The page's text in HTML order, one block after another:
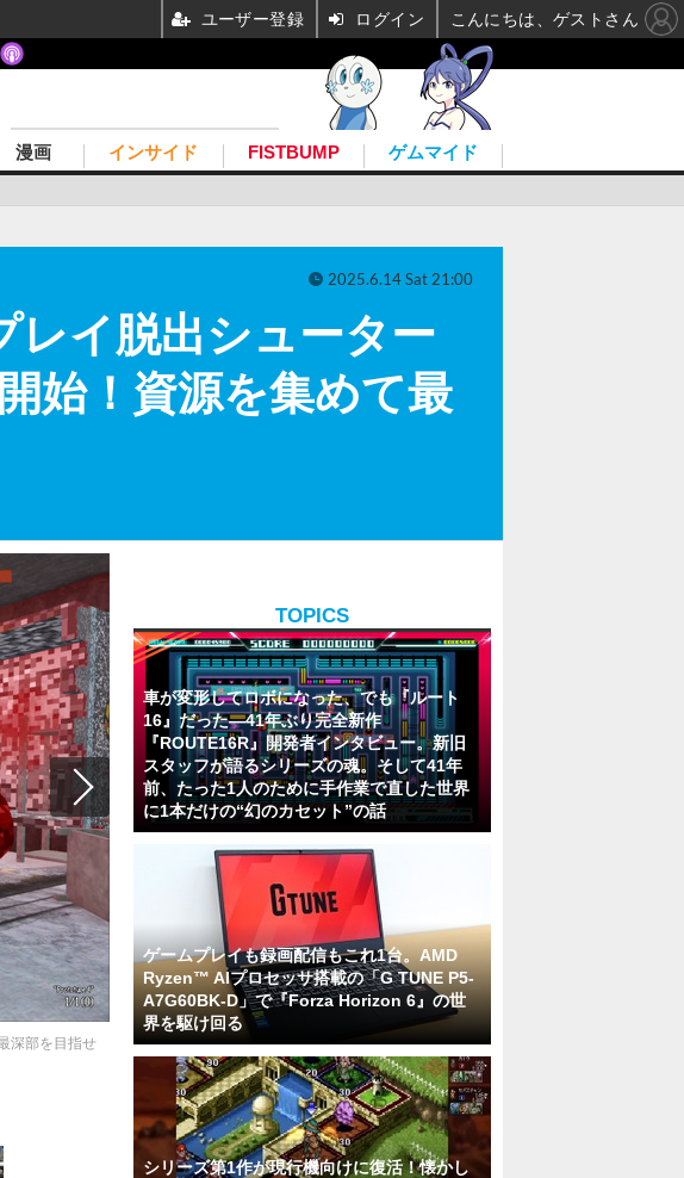
漫画 インサイド FISTBUMP ゲムマイド
レイ脱出シューター
始！資源を集めて最
2025.6.14 Sat 21:00
深部を目指せ
TOPICS
車が変形してロボになった、でも『ルート
16』だった―41年ぶり完全新作
『ROUTE16R』開発者インタビュー。新旧
スタッフが語るシリーズの魂。そして41年
前、たった1人のために手作業で直した世界
に1本だけの“幻のカセット”の話
ゲームプレイも録画配信もこれ1台。AMD
Ryzen™ AIプロセッサ搭載の「G TUNE P5-
A7G60BK-D」で『Forza Horizon 6』の世
界を駆け回る
シリーズ第1作が現行機向けに復活！懐かし
ユーザー登録 ログイン こんにちは、ゲストさん